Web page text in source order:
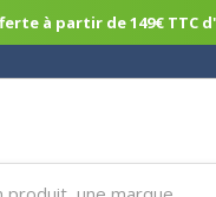
à partir de 149€ TTC